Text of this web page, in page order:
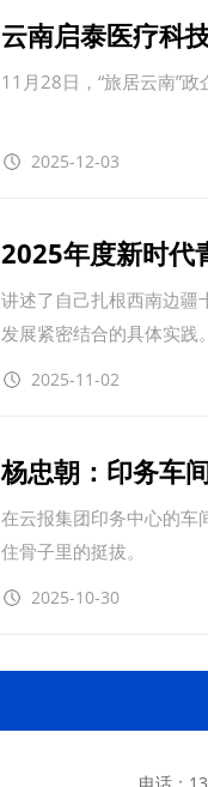
云南启泰医疗科
势
11月28日，“旅居云南”
2025-12-03
2025年度新时
讲述了自己扎根西南边疆
发展紧密结合的具体实践。
2025-11-02
杨忠朝：印务车
在云报集团印务中心的车
住骨子里的挺拔。
2025-10-30